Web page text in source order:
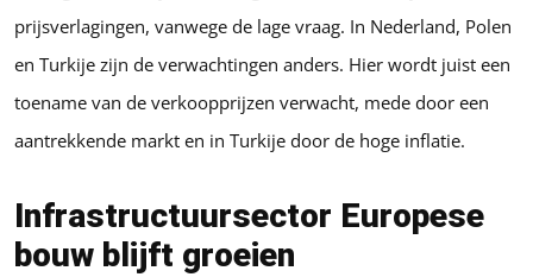
prijsverlagingen, vanwege de lage vraag. In Nederland, Polen
en Turkije zijn de verwachtingen anders. Hier wordt juist een
toename van de verkoopprijzen verwacht, mede door een
aantrekkende markt en in Turkije door de hoge inflatie.
Infrastructuursector Europese
bouw blijft groeien